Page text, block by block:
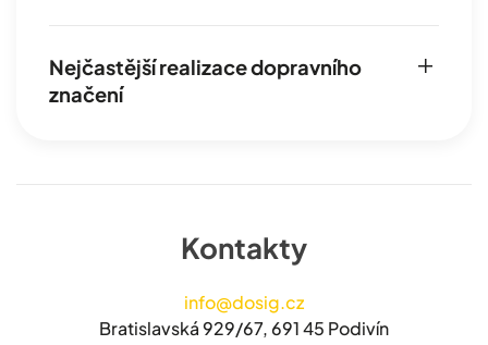
Nejčastější realizace dopravního
značení
Kontakty
info@dosig.cz
Bratislavská 929/67, 691 45 Podivín